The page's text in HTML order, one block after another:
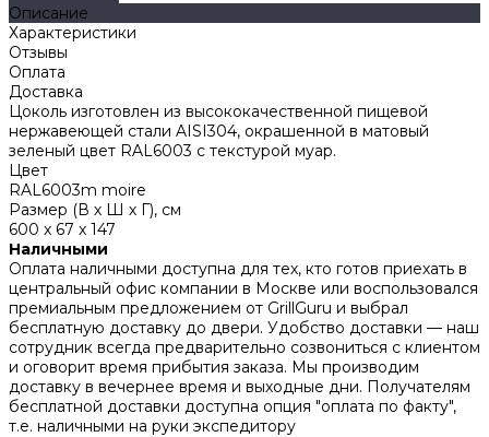
Описание
Характеристики
Отзывы
Оплата
Доставка
Цоколь изготовлен из высококачественной пищевой
нержавеющей стали AISI304, окрашенной в матовый
зеленый цвет RAL6003 с текстурой муар.
Цвет
RAL6003m moire
Размер (В х Ш х Г), см
600 x 67 x 147
Наличными
Оплата наличными доступна для тех, кто готов приехать в
центральный офис компании в Москве или воспользовался
премиальным предложением от GrillGuru и выбрал
бесплатную доставку до двери. Удобство доставки — наш
сотрудник всегда предварительно созвониться с клиентом
и оговорит время прибытия заказа. Мы производим
доставку в вечернее время и выходные дни. Получателям
бесплатной доставки доступна опция "оплата по факту",
т.е. наличными на руки экспедитору